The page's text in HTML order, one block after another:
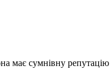
має сумнівну репутацію